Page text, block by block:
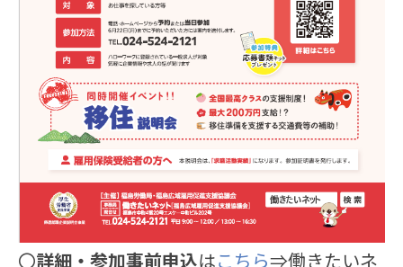
〇詳細・参加事前申込はこちら⇒働きたいネ